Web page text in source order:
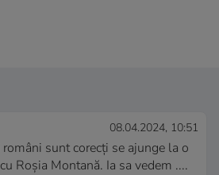
08.04.2024, 10:51
sunt corecți se ajunge la o
Roșia Montană. Ia sa vedem ....